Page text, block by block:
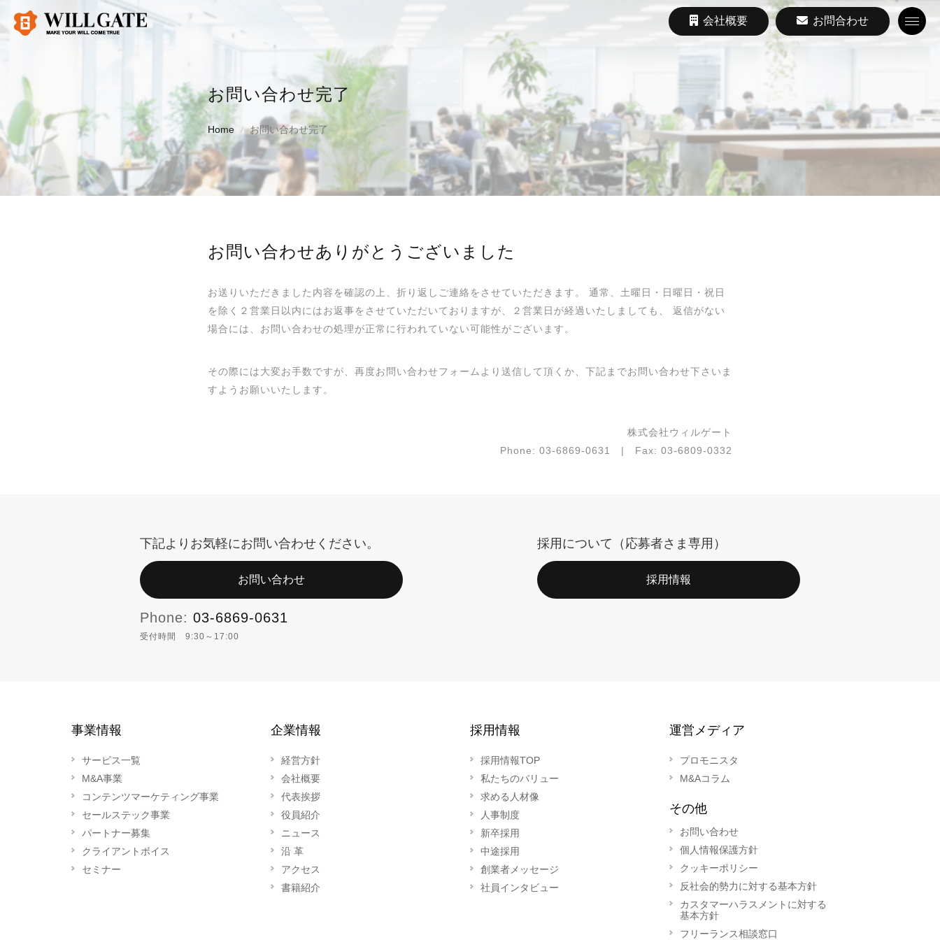
会社概要 お問合わせ
お問い合わせ完了
Home お問い合わせ完了
お問い合わせありがとうございました
お送りいただきました内容を確認の上、折り返しご連絡をさせていただきます。 通常、土曜日・日曜日・祝日
を除く２営業日以内にはお返事をさせていただいておりますが、２営業日が経過いたしましても、 返信がない
場合には、お問い合わせの処理が正常に行われていない可能性がございます。
その際には大変お手数ですが、再度お問い合わせフォームより送信して頂くか、下記までお問い合わせ下さいま
すようお願いいたします。
株式会社ウィルゲート
Phone: 03-6869-0631 | Fax: 03-6809-0332
下記よりお気軽にお問い合わせください。
お問い合わせ
Phone: 03-6869-0631
受付時間 9:30～17:00
採用について（応募者さま専用）
採用情報
事業情報
サービス一覧
M&A事業
コンテンツマーケティング事業
セールステック事業
パートナー募集
クライアントボイス
セミナー
企業情報
経営方針
会社概要
代表挨拶
役員紹介
ニュース
沿 革
アクセス
書籍紹介
採用情報
採用情報TOP
私たちのバリュー
求める人材像
人事制度
新卒採用
中途採用
創業者メッセージ
社員インタビュー
運営メディア
プロモニスタ
M&Aコラム
その他
お問い合わせ
個人情報保護方針
クッキーポリシー
反社会的勢力に対する基本方針
カスタマーハラスメントに対する
基本方針
フリーランス相談窓口